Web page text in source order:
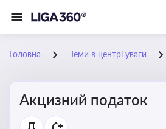
Головна Теми в центрі уваги
Акцизний податок